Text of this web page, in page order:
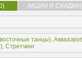
АКЦИИ И
восточные танцы),
), Стретчинг